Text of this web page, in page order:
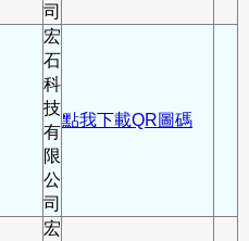
司
宏
石
科
技
有
限
公
司
點我下載QR圖碼
宏